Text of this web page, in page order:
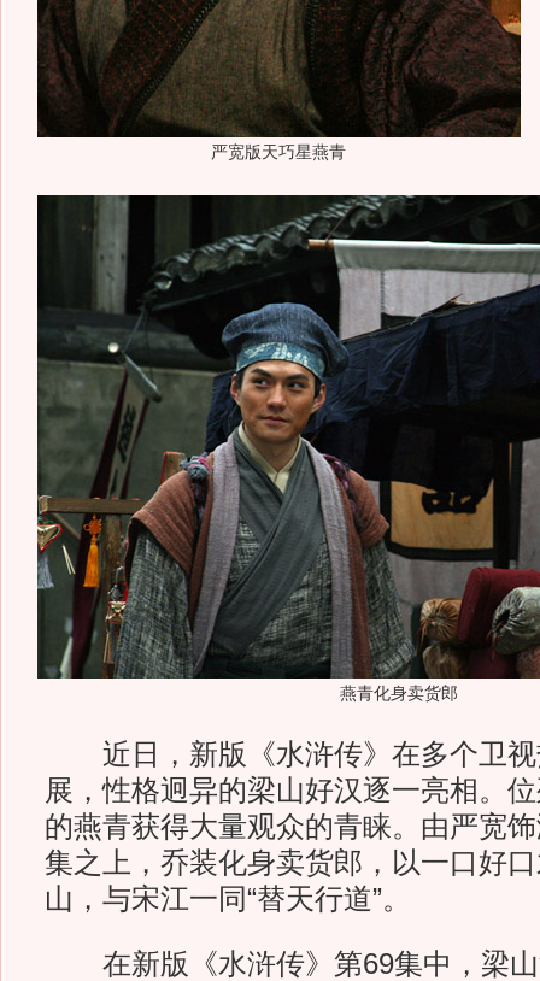
严宽版天巧星燕青
燕青化身卖货郎
近日，新版《水浒传》在多个卫视
展，性格迥异的梁山好汉逐一亮相。
的燕青获得大量观众的青睐。由严宽
集之上，乔装化身卖货郎，以一口好
山，与宋江一同“替天行道”。
在新版《水浒传》第69集中，梁山